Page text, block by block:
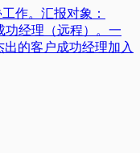
作。汇报对象：
功经理（远程）。一
的客户成功经理加入